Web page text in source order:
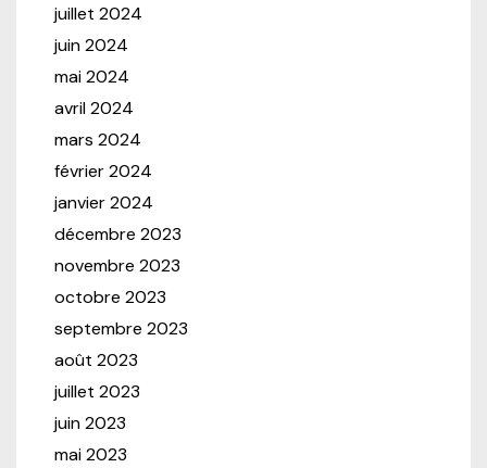
juillet 2024
juin 2024
mai 2024
avril 2024
mars 2024
février 2024
janvier 2024
décembre 2023
novembre 2023
octobre 2023
septembre 2023
août 2023
juillet 2023
juin 2023
mai 2023